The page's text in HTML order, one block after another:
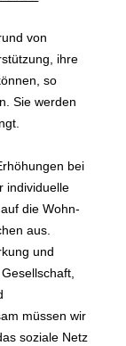
von
ihre
so
Sie werden
bei
individuelle
die Wohn-
aus.
und
müssen wir
soziale Netz